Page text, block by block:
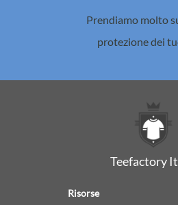
Prendiamo molto
protezione dei
Teefactory
Risorse